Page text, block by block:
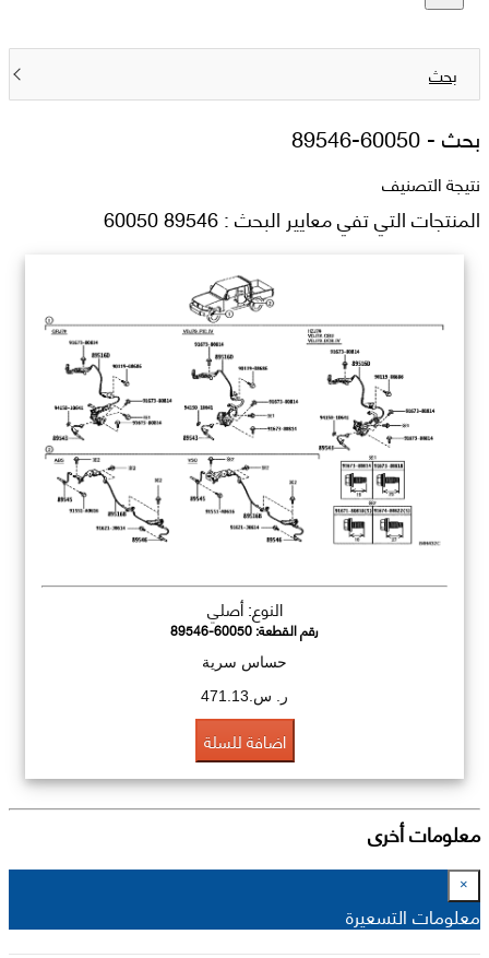
بحث
بحث -89546-60050
نتيجة التصنيف
المنتجات التي تفي معايير البحث : 89546 60050
النوع: أصلي
رقم القطعة:89546-60050
حساس سرية
ر. س.471.13
اضافة للسلة
معلومات أخرى
×
معلومات التسعيرة